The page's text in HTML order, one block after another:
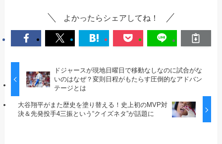
よかったらシェアしてね！
ドジャースが現地日曜日で移動なしなのに試合がな
いのはなぜ？変則日程がもたらす圧倒的なアドバン
テージとは
大谷翔平がまた歴史を塗り替える！史上初のMVP対
決＆先発投手4三振という“クイズネタ”が話題に